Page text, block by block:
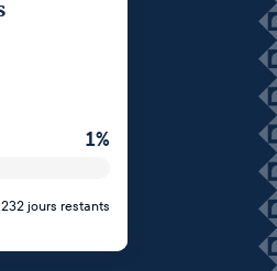
1%
jours restants